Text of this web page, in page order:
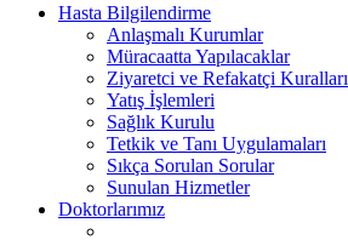
Hasta Bilgilendirme
Anlaşmalı Kurumlar
Müracaatta Yapılacaklar
Ziyaretci ve Refakatçi Kuralları
Yatış İşlemleri
Sağlık Kurulu
Tetkik ve Tanı Uygulamaları
Sıkça Sorulan Sorular
Sunulan Hizmetler
Doktorlarımız